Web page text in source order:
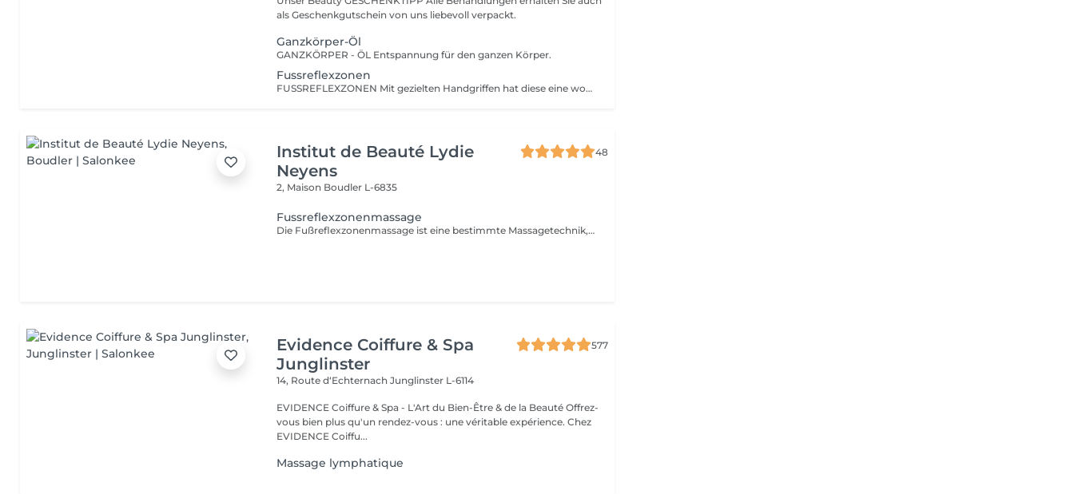
als Geschenkgutschein von uns liebevoll verpackt.
Ganzkörper-Öl
GANZKÖRPER - ÖL Entspannung für den ganzen Körper.
Fussreflexzonen
FUSSREFLEXZONEN Mit gezielten Handgriffen hat diese eine wohltuende Wirkung. Ob gestresst, müde oder einfach nur ein langer Tag in hohen Schuhen.
Institut de Beauté Lydie
Neyens
48
2, Maison Boudler L-6835
Fussreflexzonenmassage
Die Fußreflexzonenmassage ist eine bestimmte Massagetechnik, bei der man spezielle Bereiche der Fußsohle die sogenannten Fußreflexzonen massiert. Örtlich verbessert dies die Durchblutung des Fußes. Erdung, Wohlbefinden, Lebensqualität: Die Füße - unsere Wurzeln - zeigen wie und wo wir stehen. Ziel der Reflexzonenmassage ist es, den Körper ins Gleichgewicht zu bringen und Selbstheilungskräfte zu mobilisieren. Anwendungsbeispiele: Stress, Erschöpfung, Burnout, Verdauungsprobleme, Kopfschmerzen.
Evidence Coiffure & Spa
Junglinster
577
14, Route d‘EchternachJunglinster L-6114
EVIDENCE Coiffure & Spa - L'Art du Bien-Être & de la Beauté Offrez-
vous bien plus qu'un rendez-vous : une véritable expérience. Chez
EVIDENCE Coiffu...
Massage lymphatique